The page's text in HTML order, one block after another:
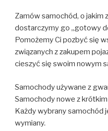
Zamów samochód, o jakim
dostarczymy go „gotowy
Pomożemy Ci pozbyć się
związanych z zakupem
cieszyć się swoim nowym
Samochody używane z
Samochody nowe z
Każdy wybrany samochód
wymiany.